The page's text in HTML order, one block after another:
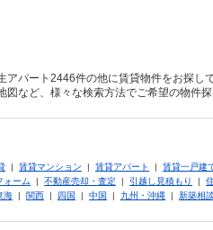
アパート2446件の他に賃貸物件をお探
図など、様々な検索方法でご希望の物件
| 賃貸マンション | 賃貸アパート | 賃貸一戸建
ォーム | 不動産売却・査定 | 引越し見積もり |
海 | 関西 | 四国 | 中国 | 九州・沖縄 | 新築相